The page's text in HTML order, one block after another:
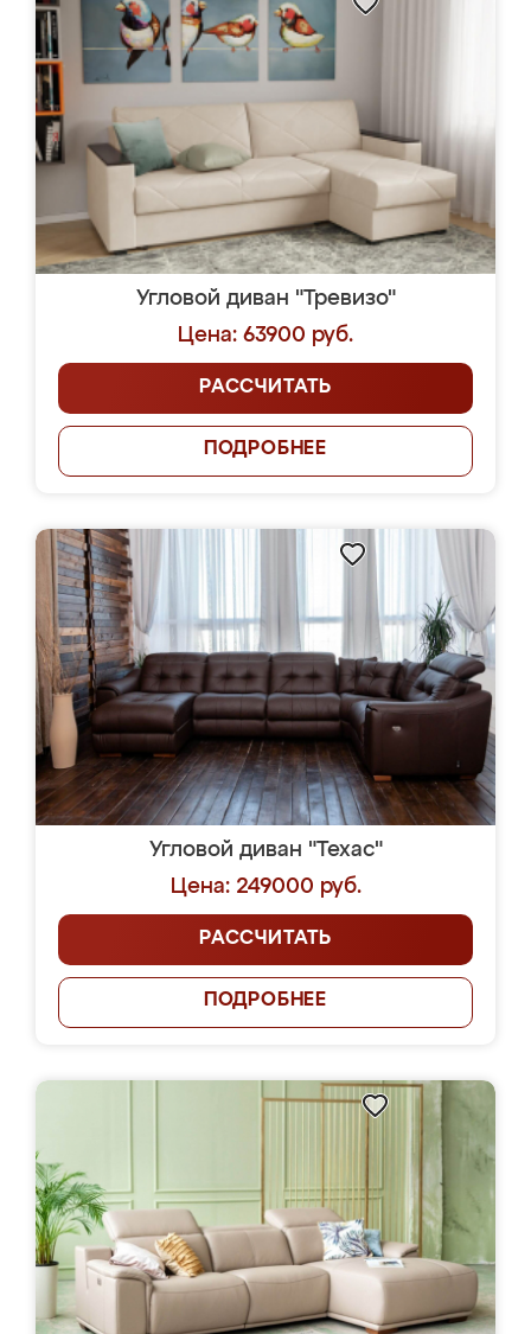
Угловой диван "Тревизо"
Цена: 63900 руб.
РАССЧИТАТЬ
ПОДРОБНЕЕ
Угловой диван "Техас"
Цена: 249000 руб.
РАССЧИТАТЬ
ПОДРОБНЕЕ